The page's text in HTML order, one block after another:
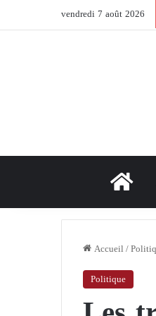
vendredi 7 août 2026
Accueil/
Politique